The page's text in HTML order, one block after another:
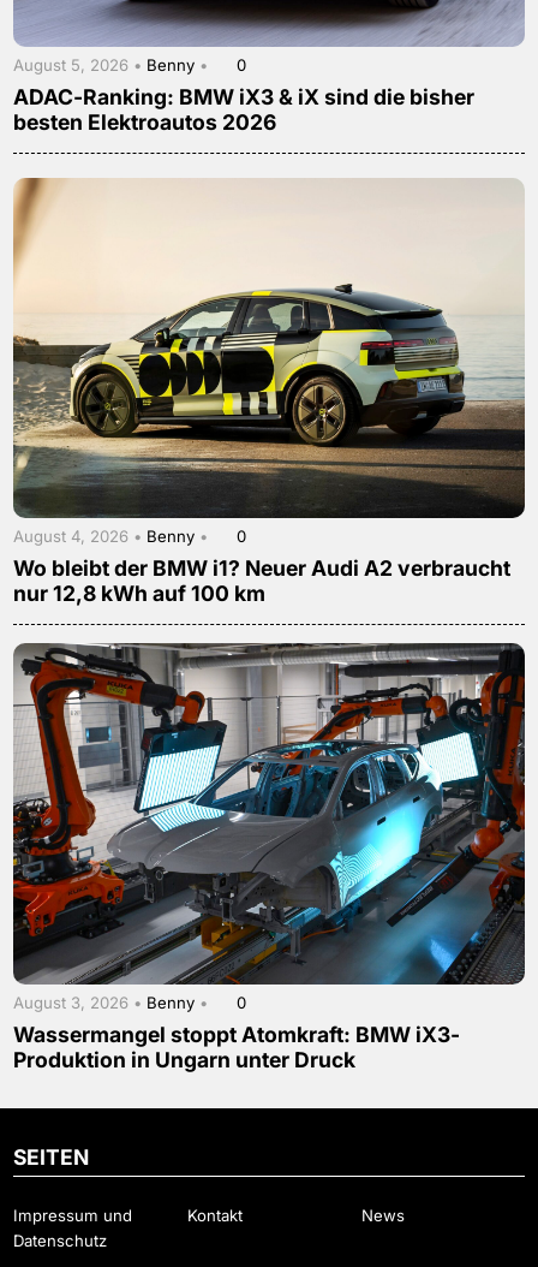
August 5, 2026 • Benny • 0
ADAC-Ranking: BMW iX3 & iX sind die bisher
besten Elektroautos 2026
August 4, 2026 • Benny • 0
Wo bleibt der BMW i1? Neuer Audi A2 verbraucht
nur 12,8 kWh auf 100 km
August 3, 2026 • Benny • 0
Wassermangel stoppt Atomkraft: BMW iX3-
Produktion in Ungarn unter Druck
SEITEN
Impressum und
Datenschutz
Kontakt News